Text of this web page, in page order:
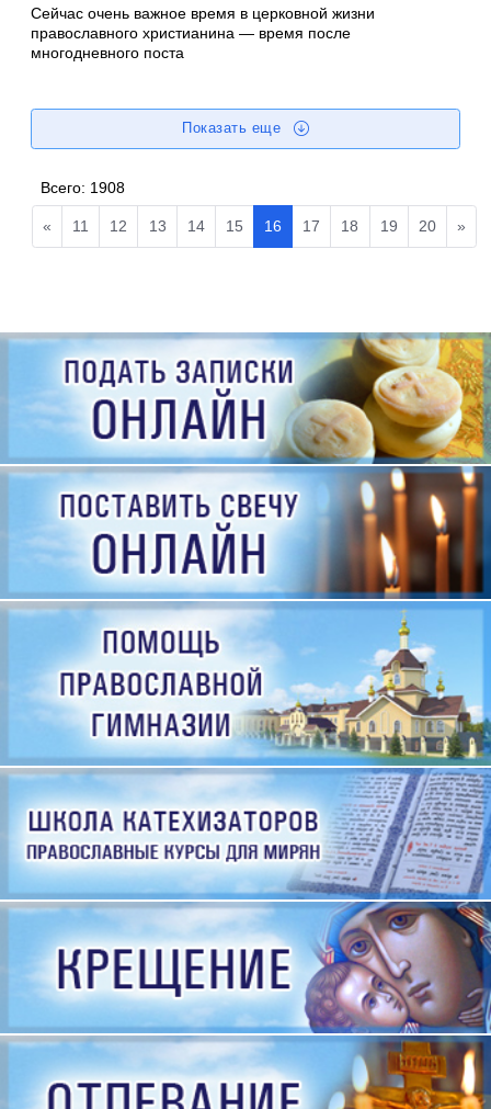
Сейчас очень важное время в церковной жизни
православного христианина — время после
многодневного поста
Показать еще
Всего: 1908
« 11 12 13 14 15 16 17 18 19 20 »